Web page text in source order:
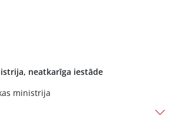
neatkarīga iestāde
ministrija